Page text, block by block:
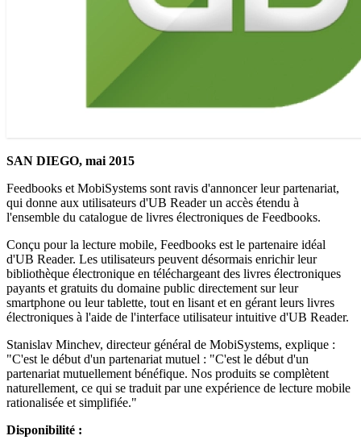
SAN DIEGO, mai 2015
Feedbooks et MobiSystems sont ravis d'annoncer leur partenariat,
qui donne aux utilisateurs d'UB Reader un accès étendu à
l'ensemble du catalogue de livres électroniques de Feedbooks.
Conçu pour la lecture mobile, Feedbooks est le partenaire idéal
d'UB Reader. Les utilisateurs peuvent désormais enrichir leur
bibliothèque électronique en téléchargeant des livres électroniques
payants et gratuits du domaine public directement sur leur
smartphone ou leur tablette, tout en lisant et en gérant leurs livres
électroniques à l'aide de l'interface utilisateur intuitive d'UB Reader.
Stanislav Minchev, directeur général de MobiSystems, explique :
"C'est le début d'un partenariat mutuel : "C'est le début d'un
partenariat mutuellement bénéfique. Nos produits se complètent
naturellement, ce qui se traduit par une expérience de lecture mobile
rationalisée et simplifiée."
Disponibilité :